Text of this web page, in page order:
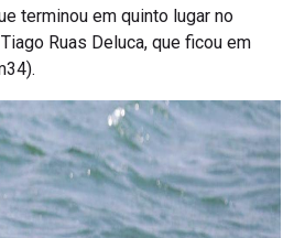
terminou em quinto lugar no
Ruas Deluca, que ficou em